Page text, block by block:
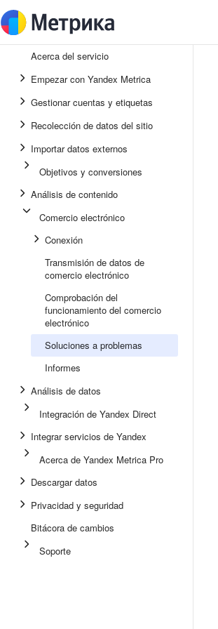
Acerca del servicio
Empezar con Yandex Metrica
Gestionar cuentas y etiquetas
Recolección de datos del sitio
Importar datos externos
Objetivos y conversiones
Análisis de contenido
Comercio electrónico
Conexión
Transmisión de datos de
comercio electrónico
Comprobación del
funcionamiento del comercio
electrónico
Soluciones a problemas
Informes
Análisis de datos
Integración de Yandex Direct
Integrar servicios de Yandex
Acerca de Yandex Metrica Pro
Descargar datos
Privacidad y seguridad
Bitácora de cambios
Soporte